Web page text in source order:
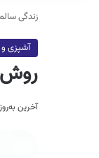
زندگی
آشپزی و
روش
آخرین به‌روز رسانی: